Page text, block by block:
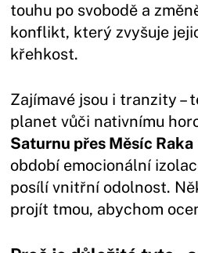
touhu po svobodě a
konflikt, který zvyšuje
křehkost.
Zajímavé jsou i tranzity –
planet vůči nativnímu
Saturnu přes Měsíc Raka
období emocionální
posílí vnitřní odolnost.
projít tmou, abychom